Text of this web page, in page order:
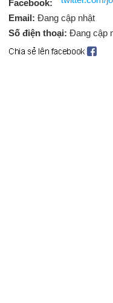
Facebook:
Email: Đang cập nhật
Số điện thoại: Đang cập